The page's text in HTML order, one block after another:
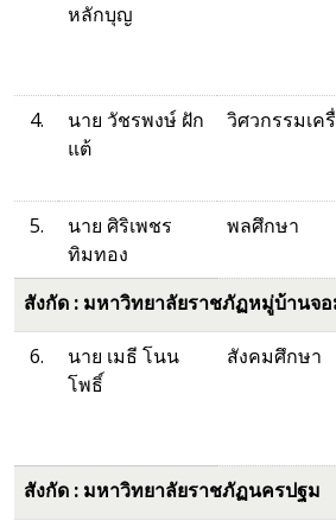
หลักบุญ
4.
นาย วัชรพงษ์ ฝัก
แต้
วิศวกรรมเค
5.
นาย ศิริเพชร
ทิมทอง
พลศึกษา
สังกัด : มหาวิทยาลัยราชภัฏหมู่บ้านจ
6.
นาย เมธี โนน
โพธิ์
สังคมศึกษา
สังกัด : มหาวิทยาลัยราชภัฏนครปฐม